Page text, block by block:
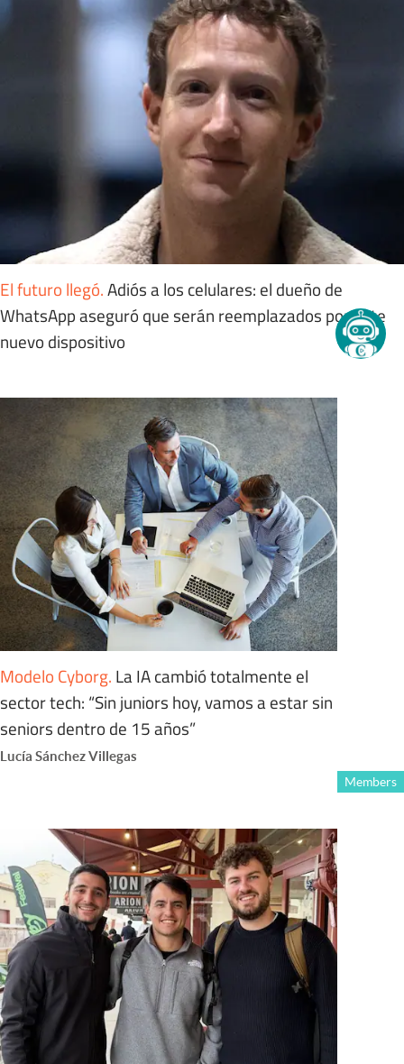
El futuro llegó.Adiós a los celulares: el dueño de
WhatsApp aseguró que serán reemplazados por este
nuevo dispositivo
Modelo Cyborg. La IA cambió totalmente el
sector tech: “Sin juniors hoy, vamos a estar sin
seniors dentro de 15 años”
Lucía Sánchez Villegas
Members